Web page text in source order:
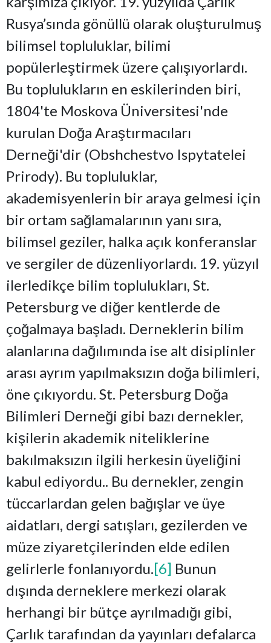
Rusya’sında gönüllü olarak oluşturulmuş
bilimsel topluluklar, bilimi
popülerleştirmek üzere çalışıyorlardı.
Bu toplulukların en eskilerinden biri,
1804'te Moskova Üniversitesi'nde
kurulan Doğa Araştırmacıları
Derneği'dir (Obshchestvo Ispytatelei
Prirody). Bu topluluklar,
akademisyenlerin bir araya gelmesi için
bir ortam sağlamalarının yanı sıra,
bilimsel geziler, halka açık konferanslar
ve sergiler de düzenliyorlardı. 19. yüzyıl
ilerledikçe bilim toplulukları, St.
Petersburg ve diğer kentlerde de
çoğalmaya başladı. Derneklerin bilim
alanlarına dağılımında ise alt disiplinler
arası ayrım yapılmaksızın doğa bilimleri,
öne çıkıyordu. St. Petersburg Doğa
Bilimleri Derneği gibi bazı dernekler,
kişilerin akademik niteliklerine
bakılmaksızın ilgili herkesin üyeliğini
kabul ediyordu.. Bu dernekler, zengin
tüccarlardan gelen bağışlar ve üye
aidatları, dergi satışları, gezilerden ve
müze ziyaretçilerinden elde edilen
gelirlerle fonlanıyordu.[6] Bunun
dışında derneklere merkezi olarak
herhangi bir bütçe ayrılmadığı gibi,
Çarlık tarafından da yayınları defalarca